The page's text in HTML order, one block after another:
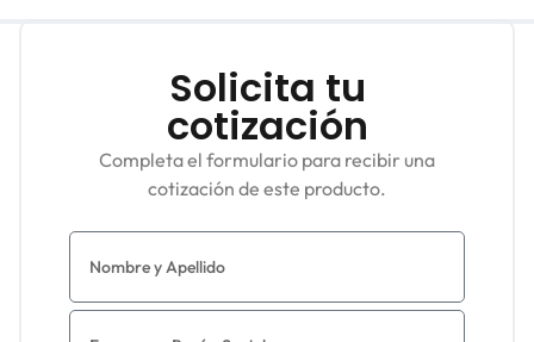
Solicita tu
cotización
Completa el formulario para recibir una
cotización de este producto.